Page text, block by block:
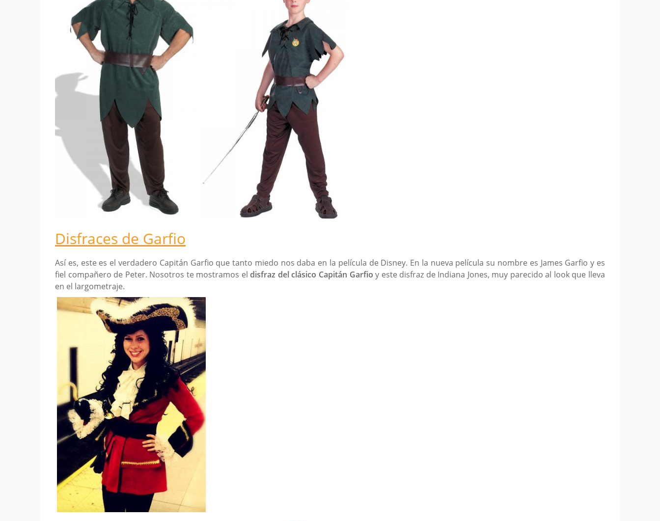
Disfraces de Garfio
Así es, este es el verdadero Capitán Garfio que tanto miedo nos daba en la película de Disney. En la nueva película su nombre es James Garfio y es
fiel compañero de Peter. Nosotros te mostramos eldisfraz del clásico Capitán Garfio y este disfraz de Indiana Jones, muy parecido al look que lleva
en el largometraje.